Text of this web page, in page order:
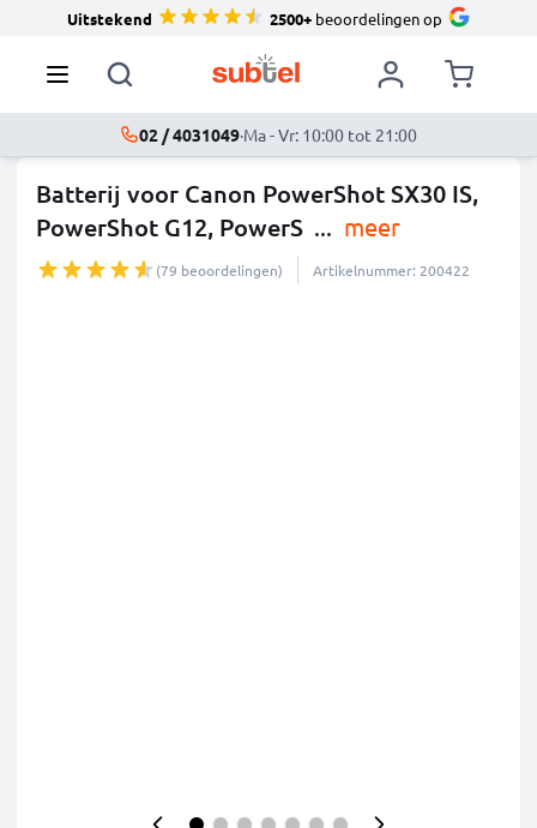
Uitstekend 2500+beoordelingen op
02 / 4031049·Ma - Vr: 10:00 tot 21:00
Batterij voor Canon PowerShot SX30 IS,
PowerShot G12, PowerS ... meer
(79 beoordelingen) Artikelnummer: 200422